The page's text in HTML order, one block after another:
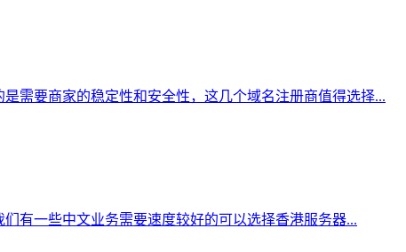
需要商家的稳定性和安全性，这几个域名注册商值得选择...
有一些中文业务需要速度较好的可以选择香港服务器...